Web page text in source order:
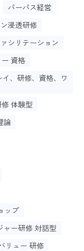
パーパス経営
浸透研修
シリテーション
資格
、研修、資格、ワ
体験型
論
ップ
ャー研修 対話型
リュー 研修